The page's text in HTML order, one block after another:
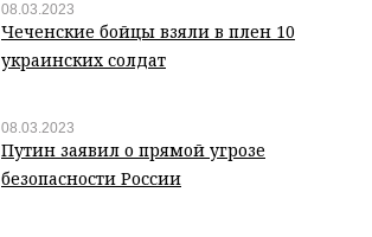
08.03.2023
Чеченские бойцы взяли в плен 10
украинских солдат
08.03.2023
Путин заявил о прямой угрозе
безопасности России